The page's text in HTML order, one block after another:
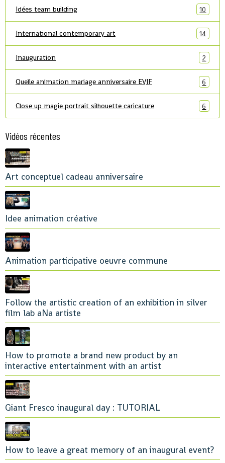
Idées team building 10
International contemporary art 14
Inauguration 2
Quelle animation mariage anniversaire EVJF 6
Close up magie portrait silhouette caricature 6
Vidéos récentes
Art conceptuel cadeau anniversaire
Idee animation créative
Animation participative oeuvre commune
Follow the artistic creation of an exhibition in silver
film lab aNa artiste
How to promote a brand new product by an
interactive entertainment with an artist
Giant Fresco inaugural day : TUTORIAL
How to leave a great memory of an inaugural event?